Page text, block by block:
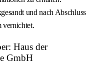
und nach Abschluss
vernichtet.
Haus der
GmbH